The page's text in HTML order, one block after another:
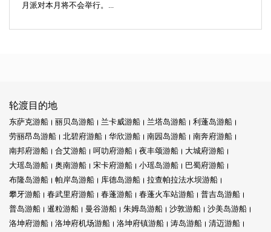
月派对本月将不会举行。...
轮渡目的地
东萨克游船 丽贝岛游船 兰卡威游船 兰塔岛游船
利蓬岛游船
劳丽昂岛游船
北碧府游船 华欣游船 南园岛游船
南奔府游船
南邦府游船
合艾游船 呵叻府游船 夜丰颂游船
大城府游船
大瑶岛游船
奥南游船 宋卡府游船 小瑶岛游船
巴蜀府游船
布隆岛游船
帕岸岛游船 库德岛游船
拉查帕拉法水坝游船
攀牙游船
春武里府游船 春蓬游船 春蓬火车站游船
普吉岛游船
普岛游船
暹粒游船 曼谷游船 朱姆岛游船 沙敦游船
沙美岛游船
洛坤府游船
洛坤府机场游船 洛坤府镇游船 涛岛游船
清迈游船